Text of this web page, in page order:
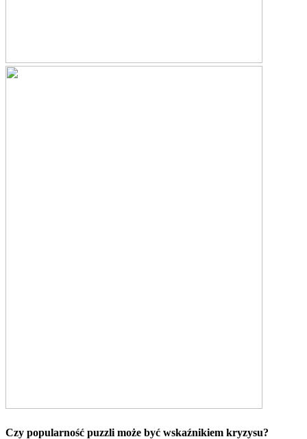
Czy popularność puzzli może być wskaźnikiem kryzysu?